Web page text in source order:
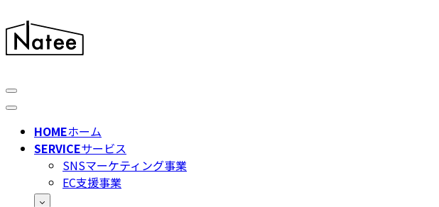
HOMEホーム
SERVICEサービス
SNSマーケティング事業
EC支援事業